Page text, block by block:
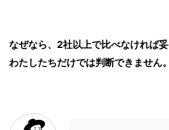
なぜなら、2社以上で比べなければ
わたしたちだけでは判断できません。